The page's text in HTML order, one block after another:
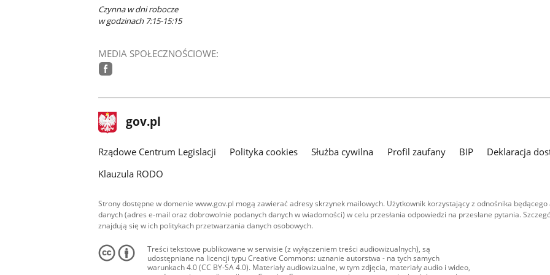
Czynna w dni robocze
w godzinach 7:15-15:15
MEDIA SPOŁECZNOŚCIOWE:
stopka
gov.pl Strona
gov.pl
Rządowe Centrum Legislacji Polityka cookies Służba cywilna Profil zaufany BIP
Deklaracja
Klauzula RODO
Strony dostępne w domenie www.gov.pl mogą zawierać adresy skrzynek mailowych. Użytkownik korzystający z odnośnika
danych (adres e-mail oraz dobrowolnie podanych danych w wiadomości) w celu przesłania odpowiedzi na przesłane pytania.
znajdują się w ich politykach przetwarzania danych osobowych.
Treści tekstowe publikowane w serwisie (z wyłączeniem treści audiowizualnych), są
udostępniane na licencji typu Creative Commons: uznanie autorstwa - na tych samych
warunkach 4.0 (CC BY-SA 4.0). Materiały audiowizualne, w tym zdjęcia, materiały audio i wideo,